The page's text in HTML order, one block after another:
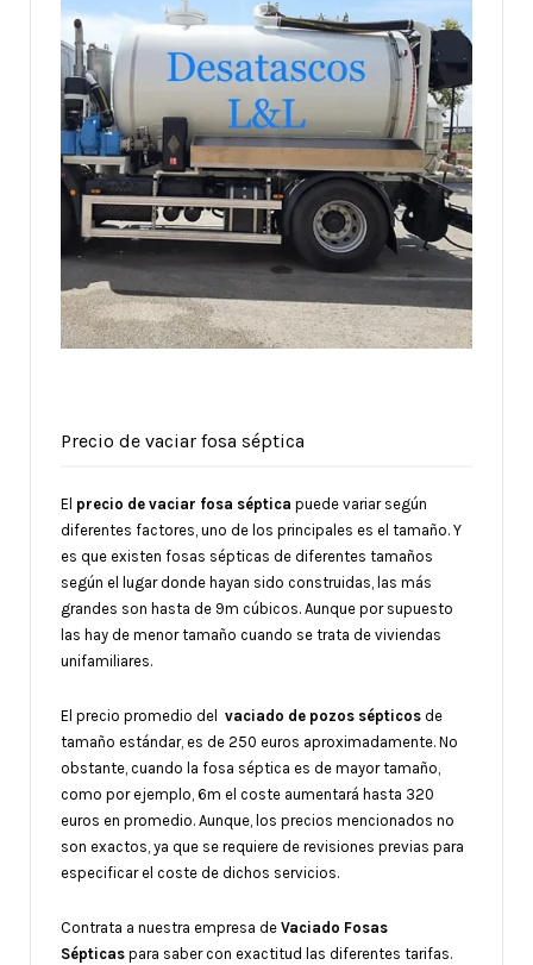
Precio de vaciar fosa séptica
El precio de vaciar fosa séptica puede variar según
diferentes factores, uno de los principales es el tamaño. Y
es que existen fosas sépticas de diferentes tamaños
según el lugar donde hayan sido construidas, las más
grandes son hasta de 9m cúbicos. Aunque por supuesto
las hay de menor tamaño cuando se trata de viviendas
unifamiliares.
El precio promedio del vaciado de pozos sépticos de
tamaño estándar, es de 250 euros aproximadamente. No
obstante, cuando la fosa séptica es de mayor tamaño,
como por ejemplo, 6m el coste aumentará hasta 320
euros en promedio. Aunque, los precios mencionados no
son exactos, ya que se requiere de revisiones previas para
especificar el coste de dichos servicios.
Contrata a nuestra empresa de Vaciado Fosas
Sépticas para saber con exactitud las diferentes tarifas.